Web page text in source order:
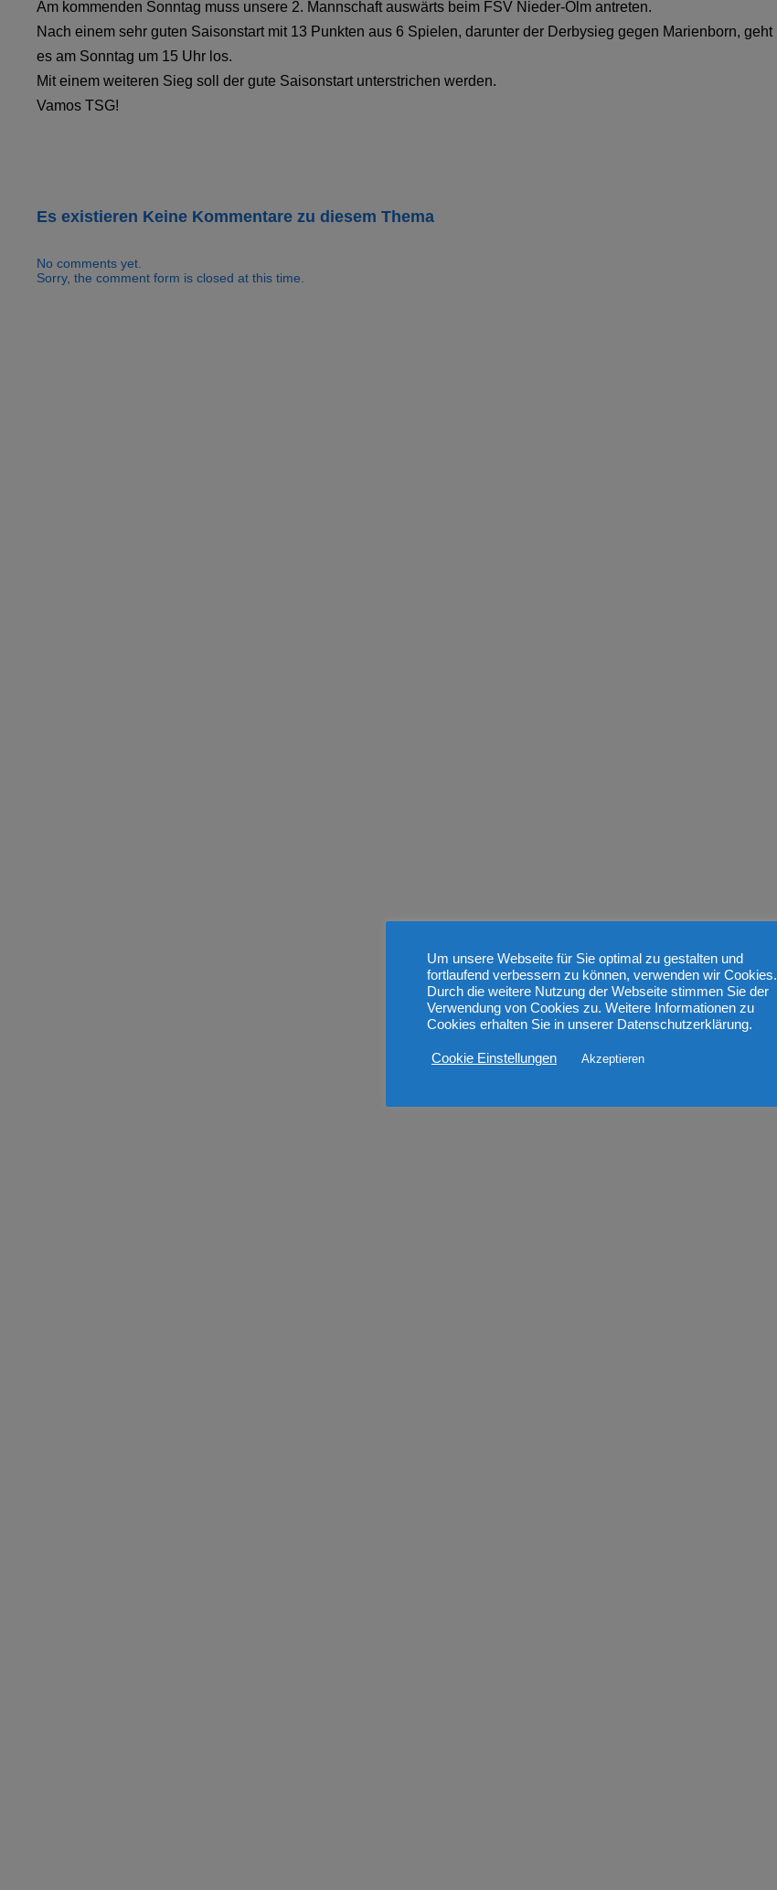
Am kommenden Sonntag muss unsere 2. Mannschaft auswärts beim FSV Nieder-Olm antreten.
Nach einem sehr guten Saisonstart mit 13 Punkten aus 6 Spielen, darunter der Derbysieg gegen Marienborn, geht
es am Sonntag um 15 Uhr los.
Mit einem weiteren Sieg soll der gute Saisonstart unterstrichen werden.
Vamos TSG!
Es existieren Keine Kommentare zu diesem Thema
No comments yet.
Sorry, the comment form is closed at this time.
Um unsere Webseite für Sie optimal zu gestalten und
fortlaufend verbessern zu können, verwenden wir Cookies.
Durch die weitere Nutzung der Webseite stimmen Sie der
Verwendung von Cookies zu. Weitere Informationen zu
Cookies erhalten Sie in unserer Datenschutzerklärung.
Cookie Einstellungen Akzeptieren